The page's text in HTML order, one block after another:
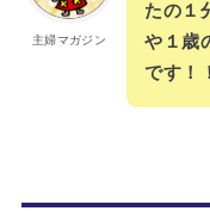
主婦マガジン
たの１
や１歳
です！！